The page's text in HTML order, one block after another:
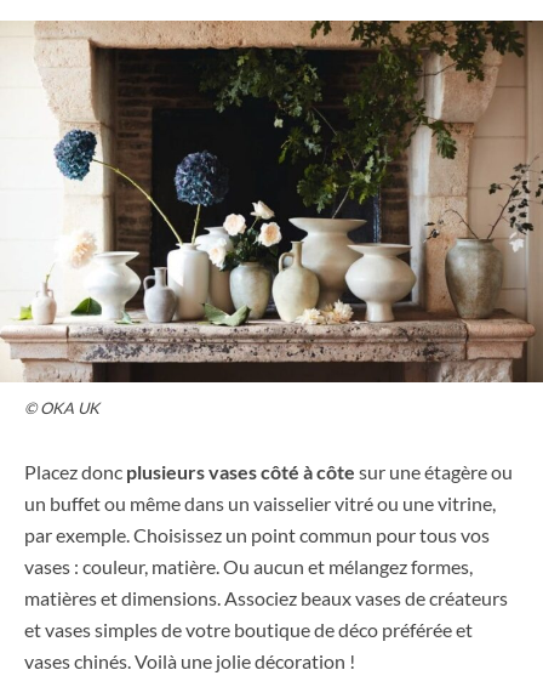
© OKA UK
Placez donc plusieurs vases côté à côte sur une étagère ou
un buffet ou même dans un vaisselier vitré ou une vitrine,
par exemple. Choisissez un point commun pour tous vos
vases : couleur, matière. Ou aucun et mélangez formes,
matières et dimensions. Associez beaux vases de créateurs
et vases simples de votre boutique de déco préférée et
vases chinés. Voilà une jolie décoration !